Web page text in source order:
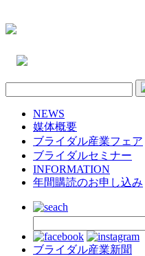
NEWS
媒体概要
ブライダル産業フェア
ブライダルセミナー
INFORMATION
年間購読のお申し込み
ブライダル産業新聞